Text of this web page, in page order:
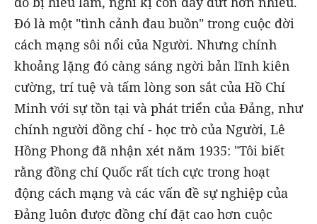
Đó là một "tình cảnh đau buồn" trong cuộc đời
cách mạng sôi nổi của Người. Nhưng chính
khoảng lặng đó càng sáng ngời bản lĩnh kiên
cường, trí tuệ và tấm lòng son sắt của Hồ Chí
Minh với sự tồn tại và phát triển của Đảng, như
chính người đồng chí - học trò của Người, Lê
Hồng Phong đã nhận xét năm 1935: "Tôi biết
rằng đồng chí Quốc rất tích cực trong hoạt
động cách mạng và các vấn đề sự nghiệp của
Đảng luôn được đồng chí đặt cao hơn cuộc